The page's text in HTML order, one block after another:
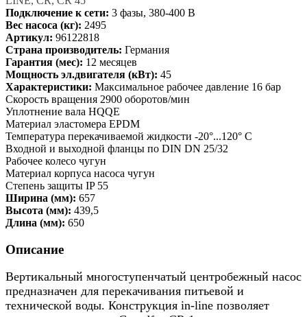
Подключение к сети: 3 фазы, 380-400 В
Вес насоса (кг): 2495
Артикул: 96122818
Страна производитель: Германия
Гарантия (мес): 12 месяцев
Мощность эл.двигателя (кВт): 45
Характеристики: Максимальное рабочее давление 16 бар
Скорость вращения 2900 оборотов/мин
Уплотнение вала HQQE
Материал эластомера EPDM
Температура перекачиваемой жидкости -20°...120° C
Входной и выходной фланцы по DIN DN 25/32
Рабочее колесо чугун
Материал корпуса насоса чугун
Степень защиты IP 55
Ширина (мм): 657
Высота (мм): 439,5
Длина (мм): 650
Описание
Вертикальный многоступенчатый центробежный насос
предназначен для перекачивания питьевой и
технической воды. Конструкция in-line позволяет